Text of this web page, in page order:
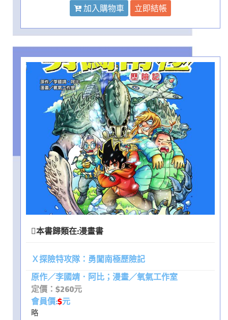
加入購物車 立即結帳
本書歸類在:漫畫書
Ｘ探險特攻隊：勇闖南極歷險記
原作／李國靖．阿比；漫畫／氧氣工作室
定價：$260元
會員價:$元
略